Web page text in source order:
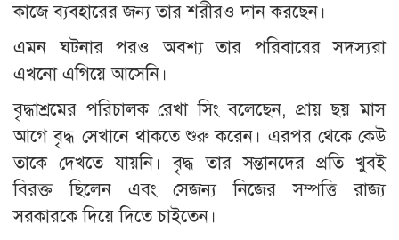
কাজে ব্যবহারের জন্য তার শরীরও দান করছেন।
এমন ঘটনার পরও অবশ্য তার পরিবারের সদস্যরা
এখনো এগিয়ে আসেনি।
বৃদ্ধাশ্রমের পরিচালক রেখা সিং বলেছেন, প্রায় ছয় মাস
আগে বৃদ্ধ সেখানে থাকতে শুরু করেন। এরপর থেকে কেউ
তাকে দেখতে যায়নি। বৃদ্ধ তার সন্তানদের প্রতি খুবই
বিরক্ত ছিলেন এবং সেজন্য নিজের সম্পত্তি রাজ্য
সরকারকে দিয়ে দিতে চাইতেন।